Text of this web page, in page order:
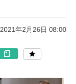
2021年2月26日 08:00